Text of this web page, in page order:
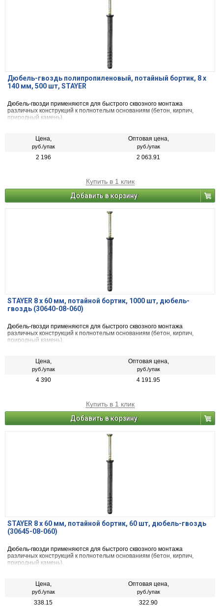
Дюбель-гвоздь полипропиленовый, потайный бортик, 8 x
140 мм, 500 шт, STAYER
Дюбель-гвозди применяются для быстрого сквозного монтажа
различных конструкций к полнотелым основаниям (бетон, кирпич,
природный камень).
Цена,
руб./упак
Оптовая цена,
руб./упак
2 196 2 063.91
Купить в 1 клик
Добавить в корзину
STAYER 8 х 60 мм, потайной бортик, 1000 шт, дюбель-
гвоздь (30640-08-060)
Дюбель-гвозди применяются для быстрого сквозного монтажа
различных конструкций к полнотелым основаниям (бетон, кирпич,
природный камень).
Цена,
руб./упак
Оптовая цена,
руб./упак
4 390 4 191.95
Купить в 1 клик
Добавить в корзину
STAYER 8 х 60 мм, потайной бортик, 60 шт, дюбель-гвоздь
(30645-08-060)
Дюбель-гвозди применяются для быстрого сквозного монтажа
различных конструкций к полнотелым основаниям (бетон, кирпич,
природный камень).
Цена,
руб./упак
Оптовая цена,
руб./упак
338.15 322.90